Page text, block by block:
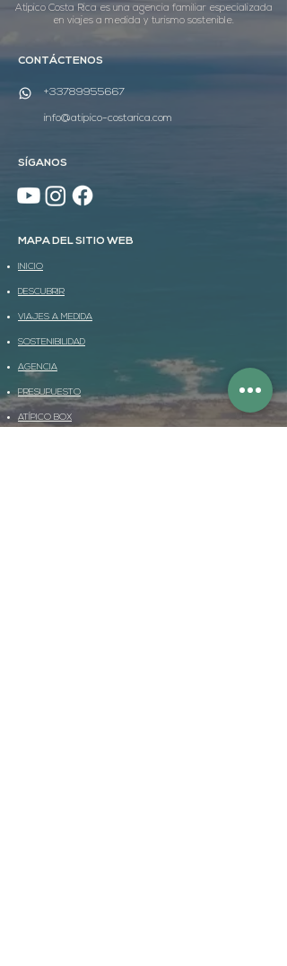
Atípico Costa Rica es una agencia familiar especializada
en viajes a medida y turismo sostenible.
CONTÁCTENOS
+33789955667
info@atipico-costarica.com
SÍGANOS
MAPA DEL SITIO WEB
INICIO
DESCUBRIR
VIAJES A MEDIDA
SOSTENIBILIDAD
AGENCIA
PRESUPUESTO
ATÍPICO BOX